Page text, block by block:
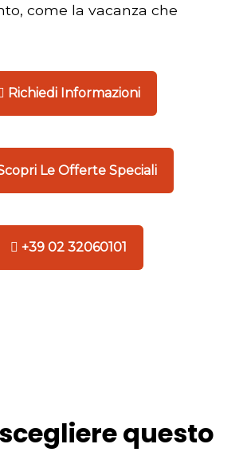
come la vacanza che
Richiedi Informazioni
Le Offerte Speciali
+39 02 32060101
questo